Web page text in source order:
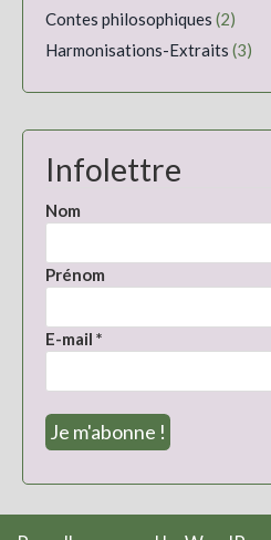
Contes philosophiques (2)
Harmonisations-Extraits (3)
Infolettre
Nom
Prénom
E-mail *